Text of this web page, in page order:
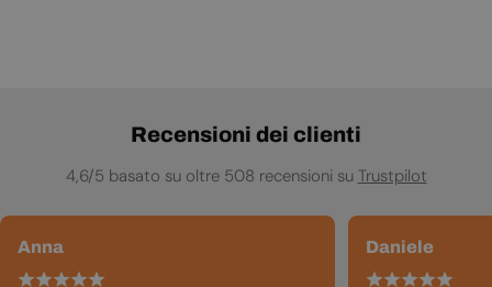
Recensioni dei clienti
4,6/5 basato su oltre 508 recensioni su Trustpilot
Anna Daniele